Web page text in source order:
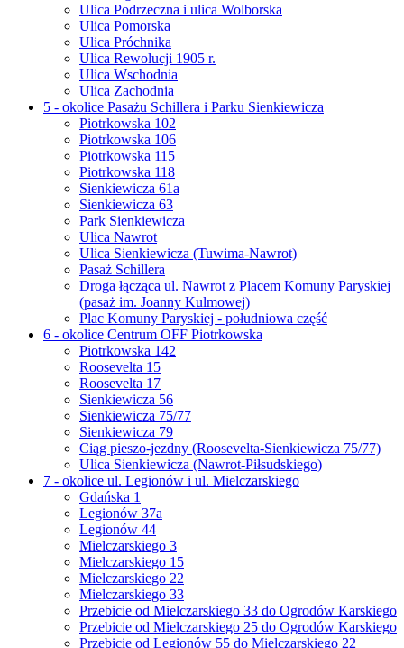
Ulica Podrzeczna i ulica Wolborska
Ulica Pomorska
Ulica Próchnika
Ulica Rewolucji 1905 r.
Ulica Wschodnia
Ulica Zachodnia
5 - okolice Pasażu Schillera i Parku Sienkiewicza
Piotrkowska 102
Piotrkowska 106
Piotrkowska 115
Piotrkowska 118
Sienkiewicza 61a
Sienkiewicza 63
Park Sienkiewicza
Ulica Nawrot
Ulica Sienkiewicza (Tuwima-Nawrot)
Pasaż Schillera
Droga łącząca ul. Nawrot z Placem Komuny Paryskiej
(pasaż im. Joanny Kulmowej)
Plac Komuny Paryskiej - południowa część
6 - okolice Centrum OFF Piotrkowska
Piotrkowska 142
Roosevelta 15
Roosevelta 17
Sienkiewicza 56
Sienkiewicza 75/77
Sienkiewicza 79
Ciąg pieszo-jezdny (Roosevelta-Sienkiewicza 75/77)
Ulica Sienkiewicza (Nawrot-Piłsudskiego)
7 - okolice ul. Legionów i ul. Mielczarskiego
Gdańska 1
Legionów 37a
Legionów 44
Mielczarskiego 3
Mielczarskiego 15
Mielczarskiego 22
Mielczarskiego 33
Przebicie od Mielczarskiego 33 do Ogrodów Karskiego
Przebicie od Mielczarskiego 25 do Ogrodów Karskiego
Przebicie od Legionów 55 do Mielczarskiego 22